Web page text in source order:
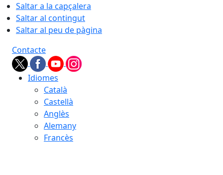
Saltar a la capçalera
Saltar al contingut
Saltar al peu de pàgina
Contacte
Idiomes
Català
Castellà
Anglès
Alemany
Francès